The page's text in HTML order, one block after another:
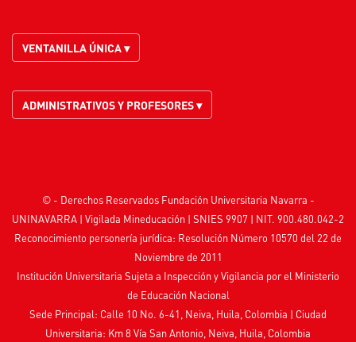
VENTANILLA ÚNICA ▾
ADMINISTRATIVOS Y PROFESORES ▾
© - Derechos Reservados Fundación Universitaria Navarra -
UNINAVARRA | Vigilada Mineducación | SNIES 9907 | NIT. 900.480.042-2
Reconocimiento personería jurídica: Resolución Número 10570 del 22 de
Noviembre de 2011
Institución Universitaria Sujeta a Inspección y Vigilancia por el Ministerio
de Educación Nacional
Sede Principal: Calle 10 No. 6-41, Neiva, Huila, Colombia | Ciudad
Universitaria: Km 8 Vía San Antonio, Neiva, Huila, Colombia